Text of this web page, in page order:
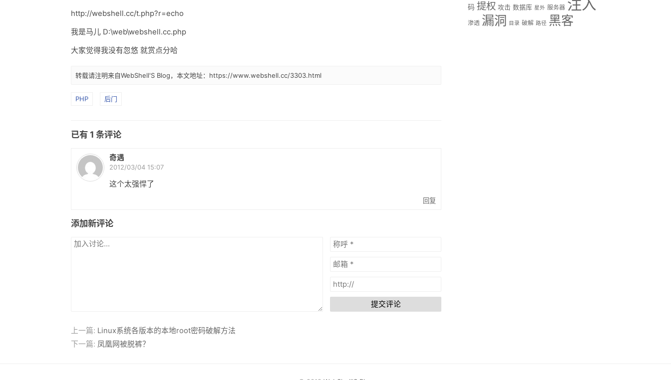
http://webshell.cc/t.php?r=echo
我是马儿 D:\web\webshell.cc.php
大家觉得我没有忽悠 就赏点分哈
转载请注明来自WebShell'S Blog，本文地址：https://www.webshell.cc/3303.html
PHP 后门
已有 1 条评论
奇遇
2012/03/04 15:07
这个太强悍了
回复
添加新评论
提交评论
上一篇: Linux系统各版本的本地root密码破解方法
下一篇: 凤凰网被脱裤？
码 提权 攻击 数据库 星外 服务器 注入
渗透 漏洞 目录 破解 路径 黑客